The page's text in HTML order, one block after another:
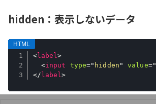
hidden：表示しないデータ
<label>
<input type=" hidden " value="
</ label>